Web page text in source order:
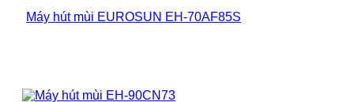
Máy hút mùi EUROSUN EH-70AF85S